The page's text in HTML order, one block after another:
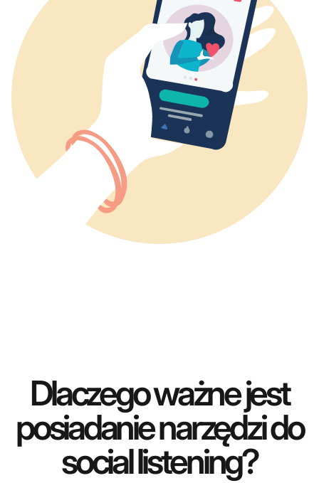
Dlaczego ważne jest
posiadanie narzędzi do
social listening?